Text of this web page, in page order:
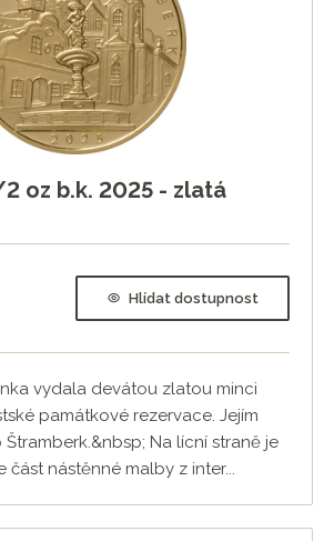
oz b.k. 2025 - zlatá
Hlídat dostupnost
vydala devátou zlatou minci
památkové rezervace. Jejím
Na lícní straně je
část nástěnné malby z inter...